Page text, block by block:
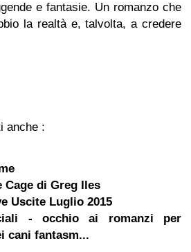
e fantasie. Un romanzo che
la realtà e, talvolta, a credere
anche :
di Greg Iles
Uscite Luglio 2015
- occhio ai romanzi per
cani fantasm...